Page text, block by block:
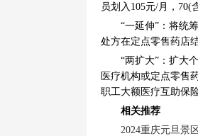
员划入105元/月，70(
“一延伸”：将统
处方在定点零售药店
“两扩大”：扩大
医疗机构或定点零售
职工大额医疗互助保
相关推荐
2024重庆元旦景